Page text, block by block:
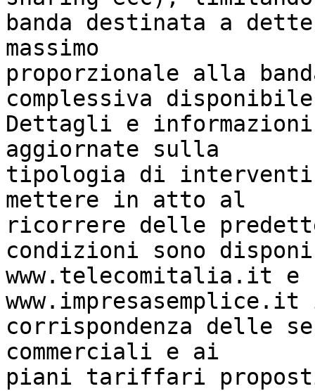
banda destinata a
massimo
proporzionale alla
complessiva
Dettagli e informazioni
aggiornate sulla
tipologia di interventi
mettere in atto al
ricorrere delle
condizioni sono
www.telecomitalia.it e
www.impresasemplice.it
corrispondenza delle
commerciali e ai
piani tariffari